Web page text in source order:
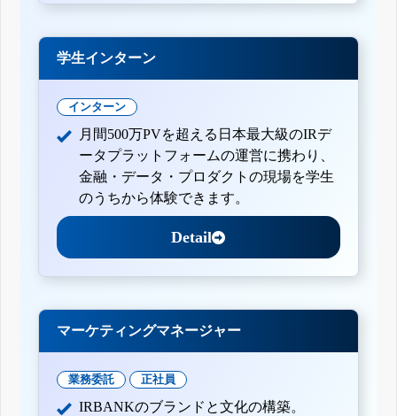
学生インターン
インターン
月間500万PVを超える日本最大級のIRデ
ータプラットフォームの運営に携わり、
金融・データ・プロダクトの現場を学生
のうちから体験できます。
Detail
マーケティングマネージャー
業務委託 正社員
IRBANKのブランドと文化の構築。